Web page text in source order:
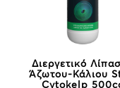
Διεργετικό
Άζωτου-Κάλιου
Cytokelp